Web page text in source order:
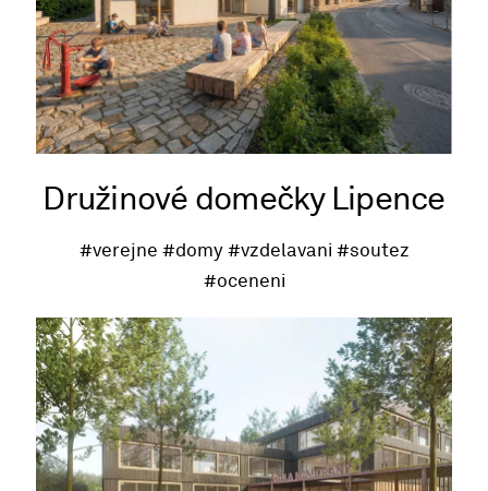
Družinové domečky Lipence
#verejne #domy #vzdelavani #soutez
#oceneni